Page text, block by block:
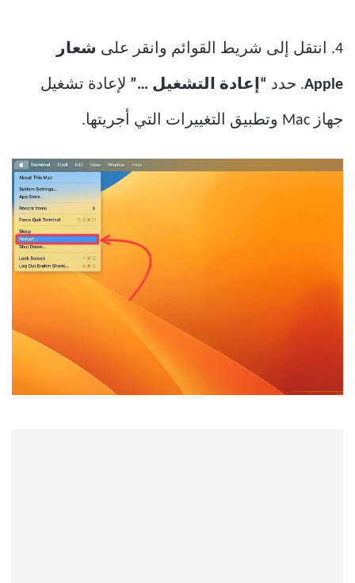
4. انتقل إلى شريط القوائم وانقر على شعار
Apple. حدد “إعادة التشغيل …” لإعادة تشغيل
جهاز Mac وتطبيق التغييرات التي أجريتها.